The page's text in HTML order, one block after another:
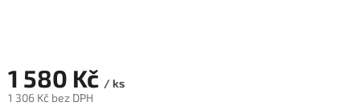
1 580 Kč / ks
1 306 Kč bez DPH